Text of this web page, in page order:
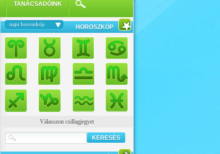
TANÁCSADÓINK
HOROSZKÓP
napi horoszkóp
Válasszon csillagjegyet